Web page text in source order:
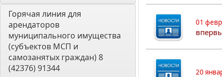
Горячая линия для
арендаторов
муниципального имущества
(субъектов МСП и
самозанятых граждан) 8
(42376) 91344
01
20